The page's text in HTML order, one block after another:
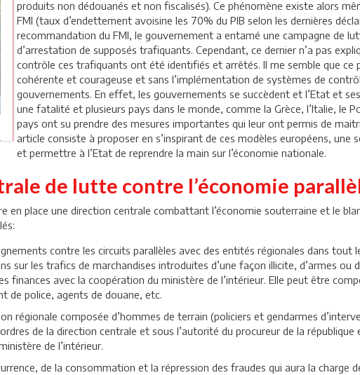
produits non dédouanés et non fiscalisés). Ce phénomène existe alors
FMI (taux d’endettement avoisine les 70% du PIB selon les dernières
recommandation du FMI, le gouvernement a entamé une campagne de
d’arrestation de supposés trafiquants. Cependant, ce dernier n’a pas
contrôle ces trafiquants ont été identifiés et arrêtés. Il me semble que ce
cohérente et courageuse et sans l’implémentation de systèmes de
gouvernements. En effet, les gouvernements se succèdent et l’Etat et
une fatalité et plusieurs pays dans le monde, comme la Grèce, l’Italie, le
pays ont su prendre des mesures importantes qui leur ont permis de
article consiste à proposer en s’inspirant de ces modèles européens,
et permettre à l’Etat de reprendre la main sur l’économie nationale.
de lutte contre l’économie
en place une direction centrale combattant l’économie souterraine et le
contre les circuits parallèles avec des entités régionales dans tout
sur les trafics de marchandises introduites d’une façon illicite, d’armes
finances avec la coopération du ministère de l’intérieur. Elle peut être
de police, agents de douane, etc.
régionale composée d’hommes de terrain (policiers et gendarmes
de la direction centrale et sous l’autorité du procureur de la
de l’intérieur.
de la consommation et la répression des fraudes qui aura la charge